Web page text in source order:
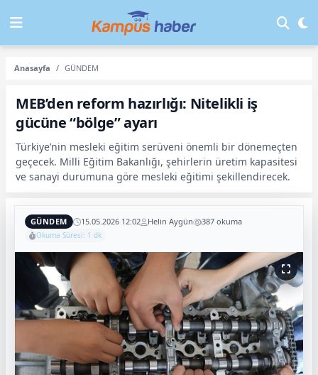
Anasayfa GÜNDEM
MEB’den reform hazırlığı: Nitelikli iş
gücüne “bölge” ayarı
Türkiye’nin mesleki eğitim serüveni önemli bir dönemeçten
geçecek. Milli Eğitim Bakanlığı, şehirlerin üretim kapasitesi
ve sanayi durumuna göre mesleki eğitimi şekillendirecek.
GÜNDEM 15.05.2026 12:02 Helin Aygün 387 okuma
Okuma Süresi: 1 dk